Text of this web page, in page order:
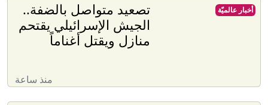
تصعيد متواصل بالضفة..
الجيش الإسرائيلي يقتحم
منازل ويقتل أغناماً
منذ ساعة
أخبار عالميّة